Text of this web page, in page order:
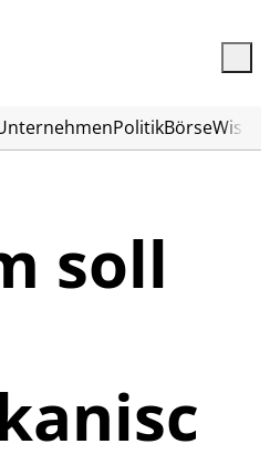
PolitikBörse
soll